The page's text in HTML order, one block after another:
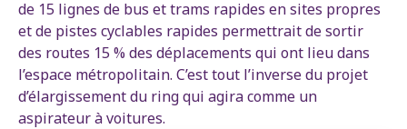
de 15 lignes de bus et trams rapides en sites propres
et de pistes cyclables rapides permettrait de sortir
des routes 15 % des déplacements qui ont lieu dans
l’espace métropolitain. C’est tout l’inverse du projet
d’élargissement du ring qui agira comme un
aspirateur à voitures.